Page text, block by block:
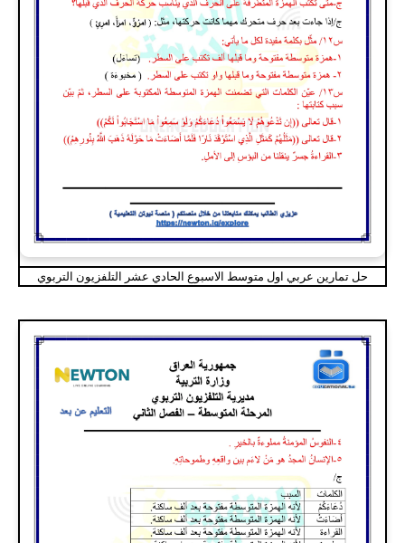
حل تمارين عربي اول متوسط الاسبوع الحادي عشر التلفزيون التربوي